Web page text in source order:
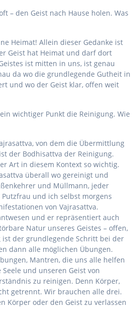
– den Geist nach Hause holen. Was
Heimat! Allein dieser Gedanke ist
Geist hat Heimat und darf dort
ist mitten in uns, ist genau
da wo die grundlegende Gutheit in
und wo der Geist klar, offen weit
wichtiger Punkt die Reinigung. Wie
von dem die Übermittlung
der Bodhisattva der Reinigung.
Art in diesem Kontext so wichtig.
überall wo gereinigt und
und Müllmann, jeder
und ich selbst morgens
von Vajrasattva.
und er repräsentiert auch
Natur unseres Geistes – offen,
ist der grundlegende Schritt bei der
dann alle möglichen Übungen.
Mantren, die uns alle helfen
und unseren Geist von
zu reinigen. Denn Körper,
getrennt. Wir brauchen alle drei.
Körper oder den Geist zu verlassen